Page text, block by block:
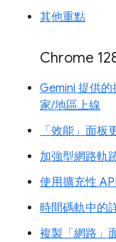
其他重點
Chrome
Gemini 提供
家/地區上線
「效能」面板
加強型網路軌
使用擴充性
時間碼軌中的
複製「網路」